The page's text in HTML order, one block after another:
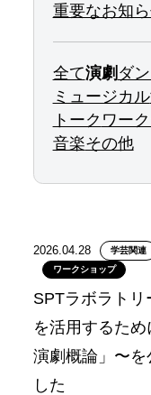
重要なお知
全て演劇 ダ
ミュージカル
トーク ワー
音楽その他
2026.04.28 学芸関連
ワークショップ
SPTラボラト
を活用するた
演劇概論」〜を
した